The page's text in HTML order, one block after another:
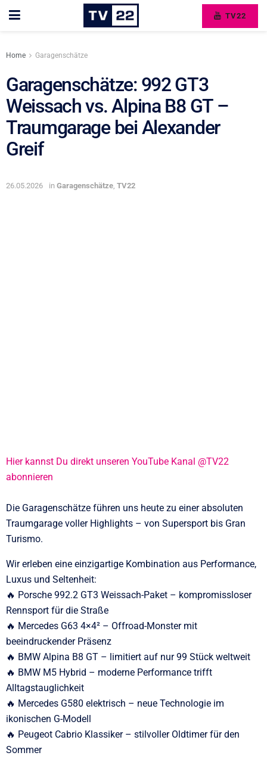
TV22
Home Garagenschätze
Garagenschätze: 992 GT3
Weissach vs. Alpina B8 GT –
Traumgarage bei Alexander
Greif
26.05.2026 in Garagenschätze TV22
Hier kannst Du direkt unseren YouTube Kanal @TV22
abonnieren
Die Garagenschätze führen uns heute zu einer absoluten
Traumgarage voller Highlights – von Supersport bis Gran
Turismo.
Wir erleben eine einzigartige Kombination aus Performance,
Luxus und Seltenheit:
🔥 Porsche 992.2 GT3 Weissach-Paket – kompromissloser
Rennsport für die Straße
🔥 Mercedes G63 4×4² – Offroad-Monster mit
beeindruckender Präsenz
🔥 BMW Alpina B8 GT – limitiert auf nur 99 Stück weltweit
🔥 BMW M5 Hybrid – moderne Performance trifft
Alltagstauglichkeit
🔥 Mercedes G580 elektrisch – neue Technologie im
ikonischen G-Modell
🔥 Peugeot Cabrio Klassiker – stilvoller Oldtimer für den
Sommer